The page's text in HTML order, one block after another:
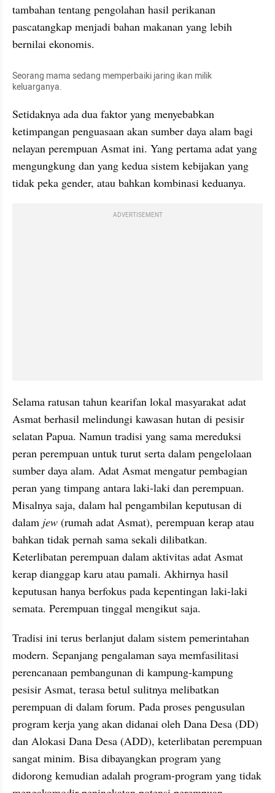
tambahan tentang pengolahan hasil perikanan
pascatangkap menjadi bahan makanan yang lebih
bernilai ekonomis.
Seorang mama sedang memperbaiki jaring ikan milik
keluarganya.
Setidaknya ada dua faktor yang menyebabkan
ketimpangan penguasaan akan sumber daya alam bagi
nelayan perempuan Asmat ini. Yang pertama adat yang
mengungkung dan yang kedua sistem kebijakan yang
tidak peka gender, atau bahkan kombinasi keduanya.
ADVERTISEMENT
Selama ratusan tahun kearifan lokal masyarakat adat
Asmat berhasil melindungi kawasan hutan di pesisir
selatan Papua. Namun tradisi yang sama mereduksi
peran perempuan untuk turut serta dalam pengelolaan
sumber daya alam. Adat Asmat mengatur pembagian
peran yang timpang antara laki-laki dan perempuan.
Misalnya saja, dalam hal pengambilan keputusan di
dalam jew (rumah adat Asmat), perempuan kerap atau
bahkan tidak pernah sama sekali dilibatkan.
Keterlibatan perempuan dalam aktivitas adat Asmat
kerap dianggap karu atau pamali. Akhirnya hasil
keputusan hanya berfokus pada kepentingan laki-laki
semata. Perempuan tinggal mengikut saja.
Tradisi ini terus berlanjut dalam sistem pemerintahan
modern. Sepanjang pengalaman saya memfasilitasi
perencanaan pembangunan di kampung-kampung
pesisir Asmat, terasa betul sulitnya melibatkan
perempuan di dalam forum. Pada proses pengusulan
program kerja yang akan didanai oleh Dana Desa (DD)
dan Alokasi Dana Desa (ADD), keterlibatan perempuan
sangat minim. Bisa dibayangkan program yang
didorong kemudian adalah program-program yang tidak